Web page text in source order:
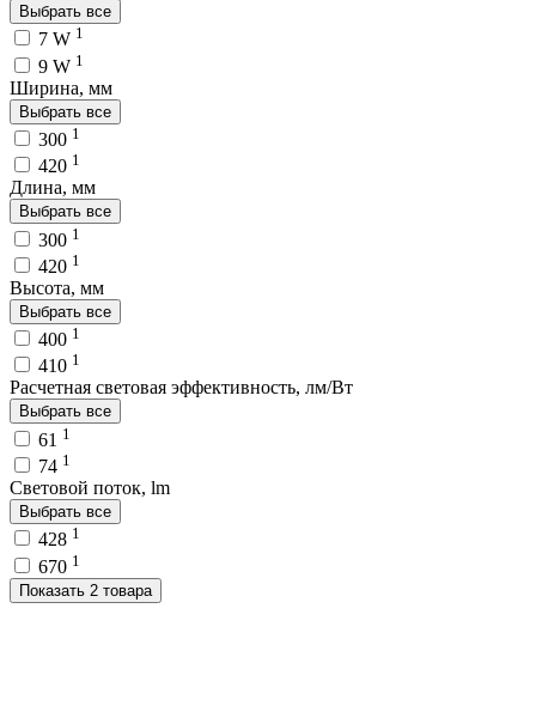
Выбрать все
7 W 1
9 W 1
Ширина, мм
Выбрать все
300 1
420 1
Длина, мм
Выбрать все
300 1
420 1
Высота, мм
Выбрать все
400 1
410 1
Расчетная световая эффективность, лм/Вт
Выбрать все
61 1
74 1
Световой поток, lm
Выбрать все
428 1
670 1
Показать 2 товара